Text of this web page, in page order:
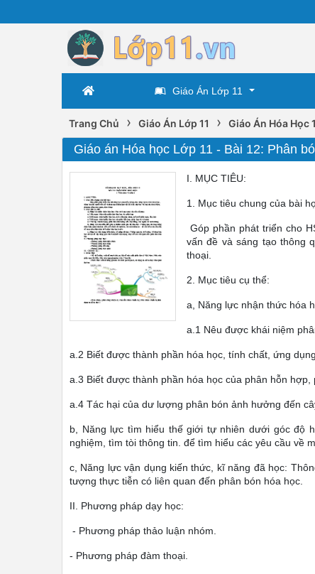
Giáo Án Lớp 11
Trang Chủ › Giáo Án Lớp 11 › Giáo Án Hóa Học
Giáo án Hóa học Lớp 11 - Bài 12: Phân
I. MỤC TIÊU:
1. Mục tiêu chung của bài
Góp phần phát triển cho
vấn đề và sáng tạo thông
thoại.
2. Mục tiêu cụ thể:
a, Năng lực nhận thức hóa
a.1 Nêu được khái niệm
a.2 Biết được thành phần hóa học, tính chất, ứng
a.3 Biết được thành phần hóa học của phân hỗn hợp,
a.4 Tác hại của dư lượng phân bón ảnh hưởng đến
b, Năng lực tìm hiểu thế giới tự nhiên dưới góc độ
nghiệm, tìm tòi thông tin. để tìm hiểu các yêu cầu về
c, Năng lực vận dụng kiến thức, kĩ năng đã học:
tượng thực tiễn có liên quan đến phân bón hóa học.
II. Phương pháp dạy học:
- Phương pháp thảo luận nhóm.
- Phương pháp đàm thoại.